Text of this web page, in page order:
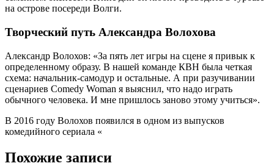
на острове посереди Волги.
Творческий путь Александра Волохова
Александр Волохов: «За пять лет игры на сцене я привык к
определенному образу. В нашей команде КВН была четкая
схема: начальник-самодур и остальные. А при разучивании
сценариев Comedy Woman я выяснил, что надо играть
обычного человека. И мне пришлось заново этому учиться».
В 2016 году Волохов появился в одном из выпусков
комедийного сериала «
Похожие записи